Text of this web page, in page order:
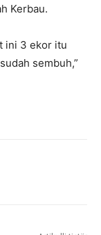
Kerbau.
ini 3 ekor itu
sembuh,”